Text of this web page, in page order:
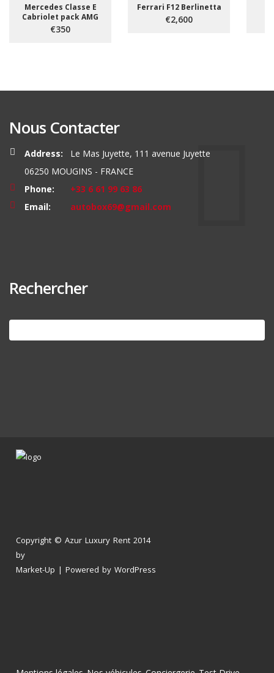
Mercedes Classe E
Cabriolet pack AMG
€350
Ferrari F12 Berlinetta
€2,600
Nous Contacter
Address:
Le Mas Juyette, 111 avenue Juyette
06250 MOUGINS - FRANCE
Phone:
+33 6 61 99 63 86
Email:
autobox69@gmail.com
Rechercher
Search
for:
Copyright © Azur Luxury Rent 2014
by
Market-Up | Powered by WordPress